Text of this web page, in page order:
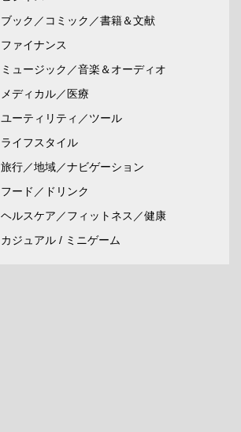
ブック／コミック／書籍＆文献
ファイナンス
ミュージック／音楽＆オーディオ
メディカル／医療
ユーティリティ／ツール
ライフスタイル
旅行／地域／ナビゲーション
フード／ドリンク
ヘルスケア／フィットネス／健康
カジュアル / ミニゲーム